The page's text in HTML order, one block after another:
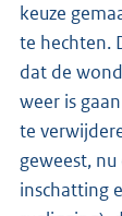
keuze
te hechten.
dat de
weer is
te
geweest,
inschatting